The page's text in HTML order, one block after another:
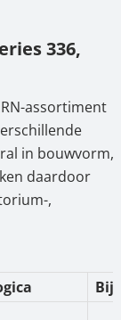
336,
assortiment
in bouwvorm,
daardoor
,